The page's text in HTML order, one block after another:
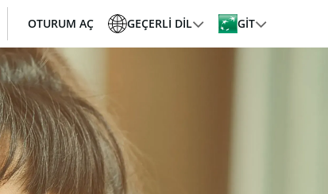
OTURUM AÇ GEÇERLI DIL GİT